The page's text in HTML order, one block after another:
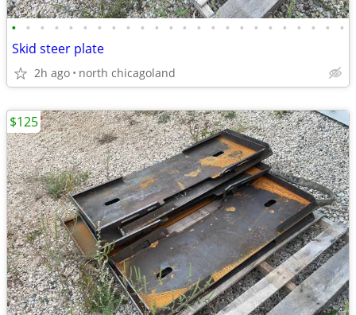
• • • • • • • • • • • • • • • • • • • • • • • •
Skid steer plate
2h ago north chicagoland
$125